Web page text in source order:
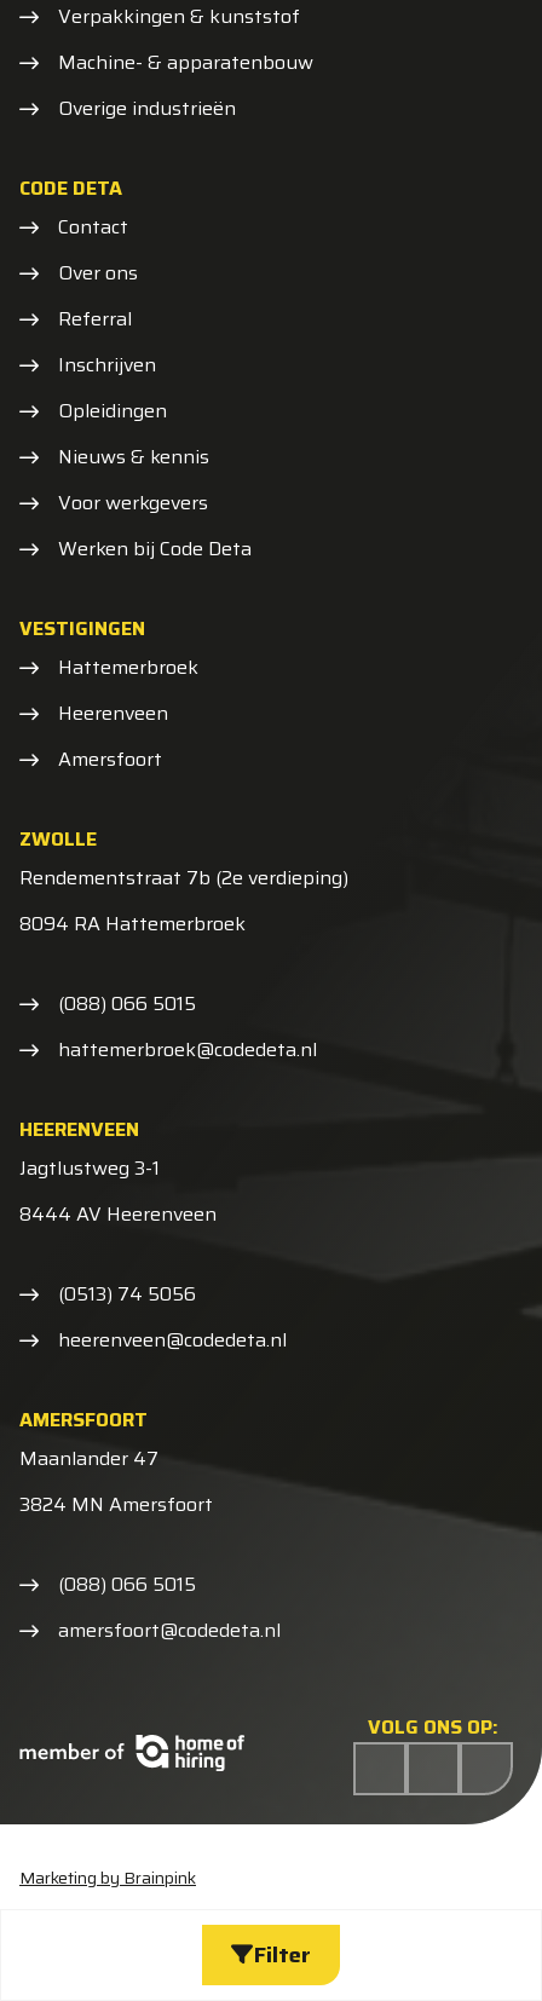
Filter
VOLG ONS OP:
Verpakkingen & kunststof
Machine- & apparatenbouw
Overige industrieën
CODE DETA
Contact
Over ons
Referral
Inschrijven
Opleidingen
Nieuws & kennis
Voor werkgevers
Werken bij Code Deta
VESTIGINGEN
Hattemerbroek
Heerenveen
Amersfoort
ZWOLLE
Rendementstraat 7b (2e verdieping)
8094 RA Hattemerbroek
(088) 066 5015
hattemerbroek@codedeta.nl
HEERENVEEN
Jagtlustweg 3-1
8444 AV Heerenveen
(0513) 74 5056
heerenveen@codedeta.nl
AMERSFOORT
Maanlander 47
3824 MN Amersfoort
(088) 066 5015
amersfoort@codedeta.nl
Algemene voorwaarden
Privacyverklaring
Marketing by Brainpink